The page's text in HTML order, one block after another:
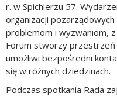
r. w Spichlerzu 57.
organizacji
problemom i wyzwaniom,
Forum stworzy
umożliwi bezpośredni
się w różnych dziedzinach.
Podczas spotkania Rada